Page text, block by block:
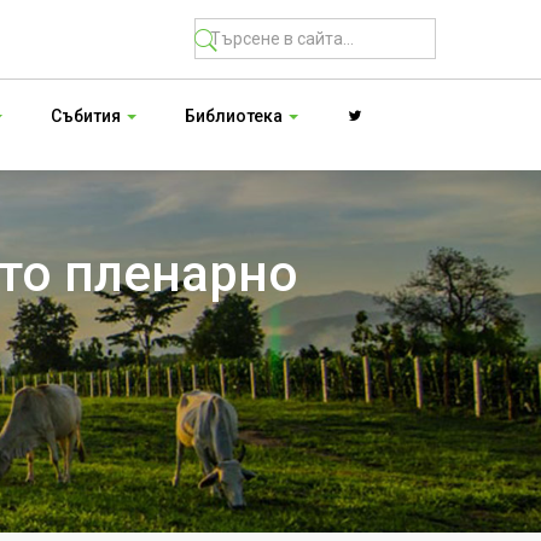
Събития Библиотека
пленарно